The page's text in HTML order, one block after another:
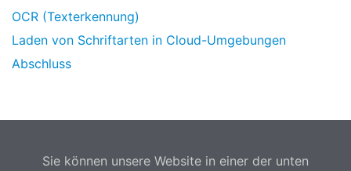
OCR (Texterkennung)
Laden von Schriftarten in Cloud-Umgebungen
Abschluss
Sie können unsere Website in einer der unten